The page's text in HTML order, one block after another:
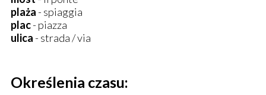
plaża - spiaggia
plac- piazza
ulica - strada / via
Określenia czasu: